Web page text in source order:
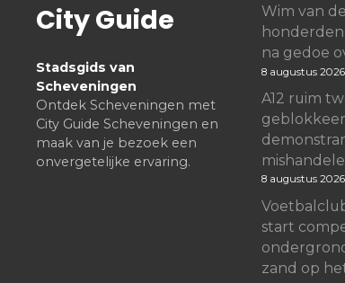
City Guide
Stadsgids van
Scheveningen
Ontdek Scheveningen met
City Guide Scheveningen en
maak van je bezoek een
onvergetelijke ervaring.
Wim van
honderden
na gedoe
8 augustus 2026
A12 ruim
8 augustus 2026
start
zand op